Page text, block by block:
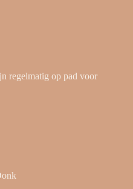
regelmatig op pad voor